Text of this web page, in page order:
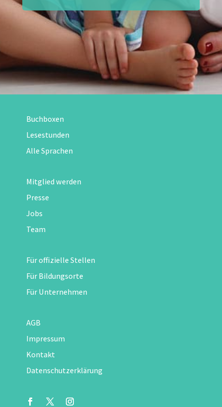
Buchboxen
Lesestunden
Alle Sprachen
Mitglied werden
Presse
Jobs
Team
Für offizielle Stellen
Für Bildungsorte
Für Unternehmen
AGB
Impressum
Kontakt
Datenschutzerklärung